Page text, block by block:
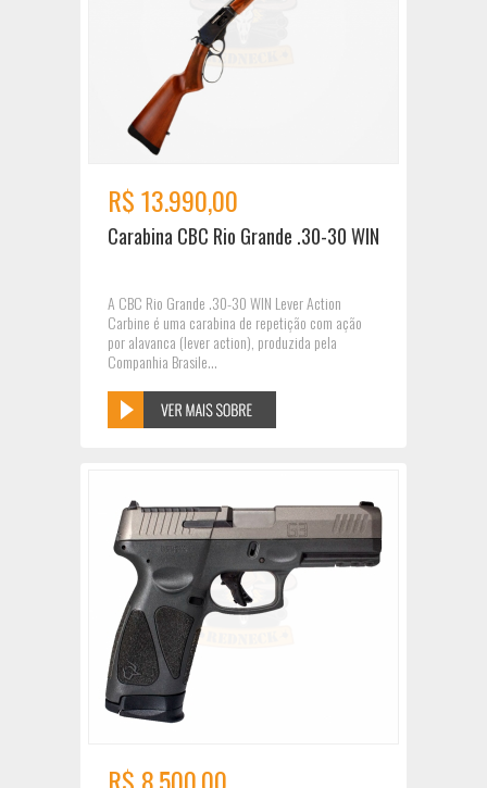
R$ 13.990,00
Carabina CBC Rio Grande .30-30 WIN
A CBC Rio Grande .30-30 WIN Lever Action
Carbine é uma carabina de repetição com ação
por alavanca (lever action), produzida pela
Companhia Brasile...